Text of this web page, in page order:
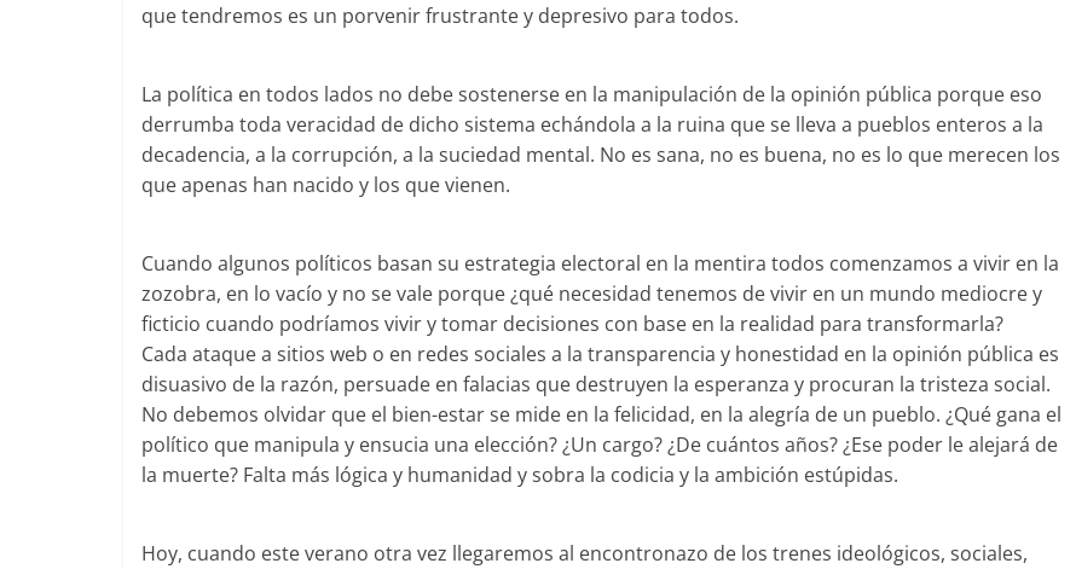
que tendremos es un porvenir frustrante y depresivo para todos.
La política en todos lados no debe sostenerse en la manipulación de la opinión pública porque eso
derrumba toda veracidad de dicho sistema echándola a la ruina que se lleva a pueblos enteros a la
decadencia, a la corrupción, a la suciedad mental. No es sana, no es buena, no es lo que merecen los
que apenas han nacido y los que vienen.
Cuando algunos políticos basan su estrategia electoral en la mentira todos comenzamos a vivir en la
zozobra, en lo vacío y no se vale porque ¿qué necesidad tenemos de vivir en un mundo mediocre y
ficticio cuando podríamos vivir y tomar decisiones con base en la realidad para transformarla?
Cada ataque a sitios web o en redes sociales a la transparencia y honestidad en la opinión pública es
disuasivo de la razón, persuade en falacias que destruyen la esperanza y procuran la tristeza social.
No debemos olvidar que el bien-estar se mide en la felicidad, en la alegría de un pueblo. ¿Qué gana el
político que manipula y ensucia una elección? ¿Un cargo? ¿De cuántos años? ¿Ese poder le alejará de
la muerte? Falta más lógica y humanidad y sobra la codicia y la ambición estúpidas.
Hoy, cuando este verano otra vez llegaremos al encontronazo de los trenes ideológicos, sociales,